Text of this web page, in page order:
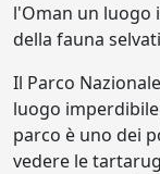
l'Oman un luogo
della fauna
Il Parco
luogo
parco è uno dei
vedere le